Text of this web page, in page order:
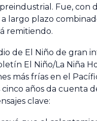
Fue, con
largo plazo
remitiendo.
de El Niño de gran
El Niño/La Niña
más frías en el
cinco años da cuenta
clave: